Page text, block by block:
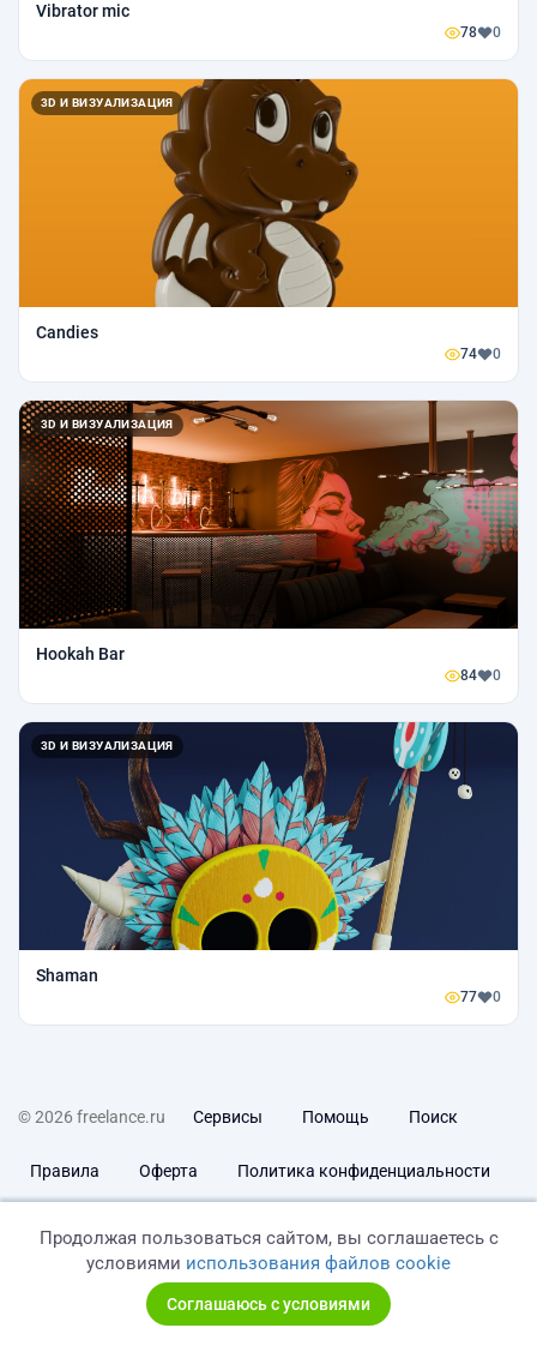
Vibrator mic
78 0
3D И ВИЗУАЛИЗАЦИЯ
Candies
74 0
3D И ВИЗУАЛИЗАЦИЯ
Hookah Bar
84 0
3D И ВИЗУАЛИЗАЦИЯ
Shaman
77 0
© 2026 freelance.ru Сервисы Помощь Поиск
Правила Оферта Политика конфиденциальности
Продолжая пользоваться сайтом, вы соглашаетесь с
условиями использования файлов cookie
Соглашаюсь с условиями